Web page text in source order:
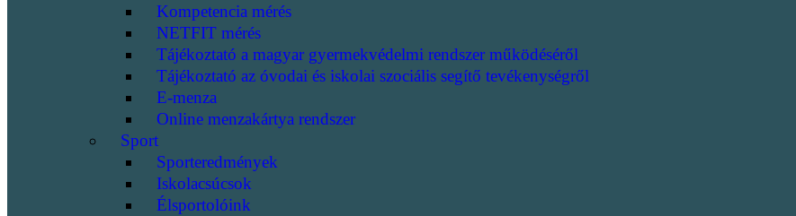
Kompetencia mérés
NETFIT mérés
Tájékoztató a magyar gyermekvédelmi rendszer működéséről
Tájékoztató az óvodai és iskolai szociális segítő tevékenységről
E-menza
Online menzakártya rendszer
Sport
Sporteredmények
Iskolacsúcsok
Élsportolóink